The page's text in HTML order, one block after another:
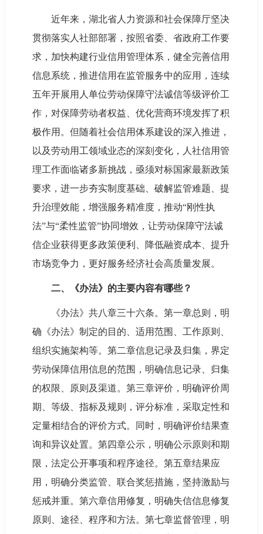
近年来，湖北省人力资源和社会保障厅坚决
贯彻落实人社部部署，按照省委、省政府工作要
求，加快构建行业信用管理体系，健全完善信用
信息系统，推进信用在监管服务中的应用，连续
五年开展用人单位劳动保障守法诚信等级评价工
作，对保障劳动者权益、优化营商环境发挥了积
极作用。但随着社会信用体系建设的深入推进，
以及劳动用工领域业态的深刻变化，人社信用管
理工作面临诸多新挑战，亟须对标国家最新政策
要求，进一步夯实制度基础、破解监管难题、提
升治理效能，增强服务精准度，推动“刚性执
法”与“柔性监管”协同增效，让劳动保障守法诚
信企业获得更多政策便利、降低融资成本、提升
市场竞争力，更好服务经济社会高质量发展。
二、《办法》的主要内容有哪些？
《办法》共八章三十六条。第一章总则，明
确《办法》制定的目的、适用范围、工作原则、
组织实施架构等。第二章信息记录及归集，界定
劳动保障信用信息的范围，明确信息记录、归集
的权限、原则及渠道。第三章评价，明确评价周
期、等级、指标及规则，评分标准，采取定性和
定量相结合的评价方式。同时，明确评价结果查
询和异议处置。第四章公示，明确公示原则和期
限，法定公开事项和程序途径。第五章结果应
用，明确分类监管、联合奖惩措施，坚持激励与
惩戒并重。第六章信用修复，明确失信信息修复
原则、途径、程序和方法。第七章监督管理，明